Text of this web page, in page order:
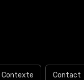
Contexte Contact